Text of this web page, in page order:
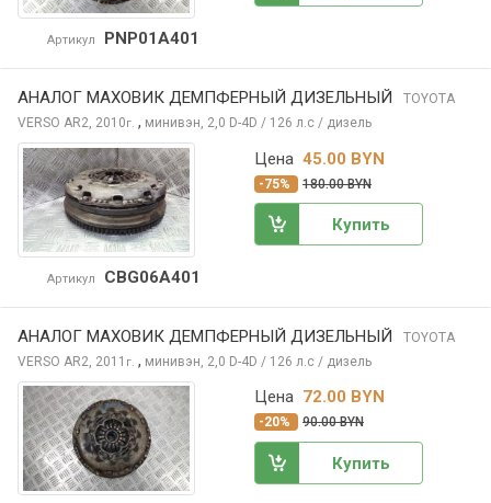
Артикул PNP01A401
АНАЛОГ МАХОВИК ДЕМПФЕРНЫЙ ДИЗЕЛЬНЫЙ
TOYOTA
VERSO AR2, 2010г. , минивэн, 2,0 D-4D / 126 л.с / дизель
Артикул CBG06A401
Цена 45.00 BYN
-75% 180.00 BYN
Купить
АНАЛОГ МАХОВИК ДЕМПФЕРНЫЙ ДИЗЕЛЬНЫЙ
TOYOTA
VERSO AR2, 2011 г. , минивэн, 2,0 D-4D / 126 л.с / дизель
Цена 72.00 BYN
-20% 90.00 BYN
Купить